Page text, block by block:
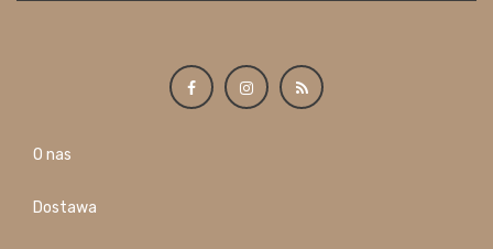
O nas
Dostawa